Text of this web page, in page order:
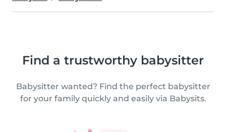
Find a trustworthy babysitter
Babysitter wanted? Find the perfect babysitter
for your family quickly and easily via Babysits.